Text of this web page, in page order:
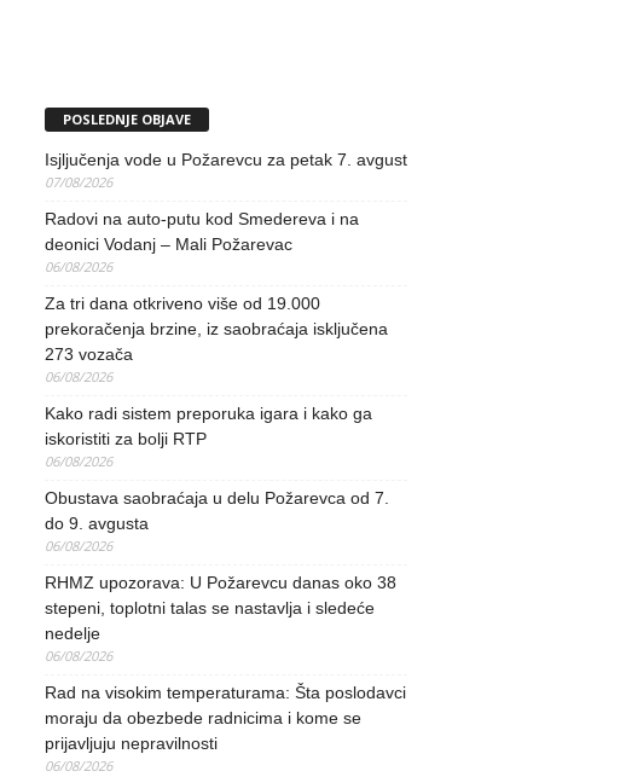
POSLEDNJE OBJAVE
Isjljučenja vode u Požarevcu za petak 7. avgust
07/08/2026
Radovi na auto-putu kod Smedereva i na
deonici Vodanj – Mali Požarevac
06/08/2026
Za tri dana otkriveno više od 19.000
prekoračenja brzine, iz saobraćaja isključena
273 vozača
06/08/2026
Kako radi sistem preporuka igara i kako ga
iskoristiti za bolji RTP
06/08/2026
Obustava saobraćaja u delu Požarevca od 7.
do 9. avgusta
06/08/2026
RHMZ upozorava: U Požarevcu danas oko 38
stepeni, toplotni talas se nastavlja i sledeće
nedelje
06/08/2026
Rad na visokim temperaturama: Šta poslodavci
moraju da obezbede radnicima i kome se
prijavljuju nepravilnosti
06/08/2026